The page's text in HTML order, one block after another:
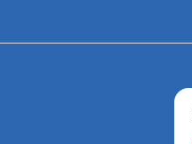
Pankartlar